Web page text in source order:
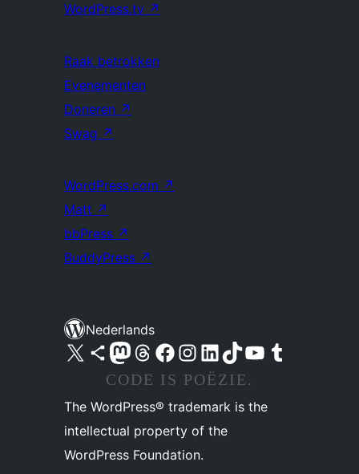
WordPress.tv ↗
Raak betrokken
Evenementen
Doneren ↗
Swag ↗
WordPress.com ↗
Matt ↗
bbPress ↗
BuddyPress ↗
Nederlands
Bezoek ons X (voorheen Twitter) account
Bezoek ons Bluesky account
Bezoek ons Mastodon account
Bezoek ons Threads account
Onze Facebook pagina bezoeken
Bezoek ons Instagram account
Bezoek ons LinkedIn account
Bezoek ons TikTok account
Bezoek ons YouTube kanaalBezoek ons Tumblr account
CODE IS POËZIE.
The WordPress® trademark is the
intellectual property of the
WordPress Foundation.